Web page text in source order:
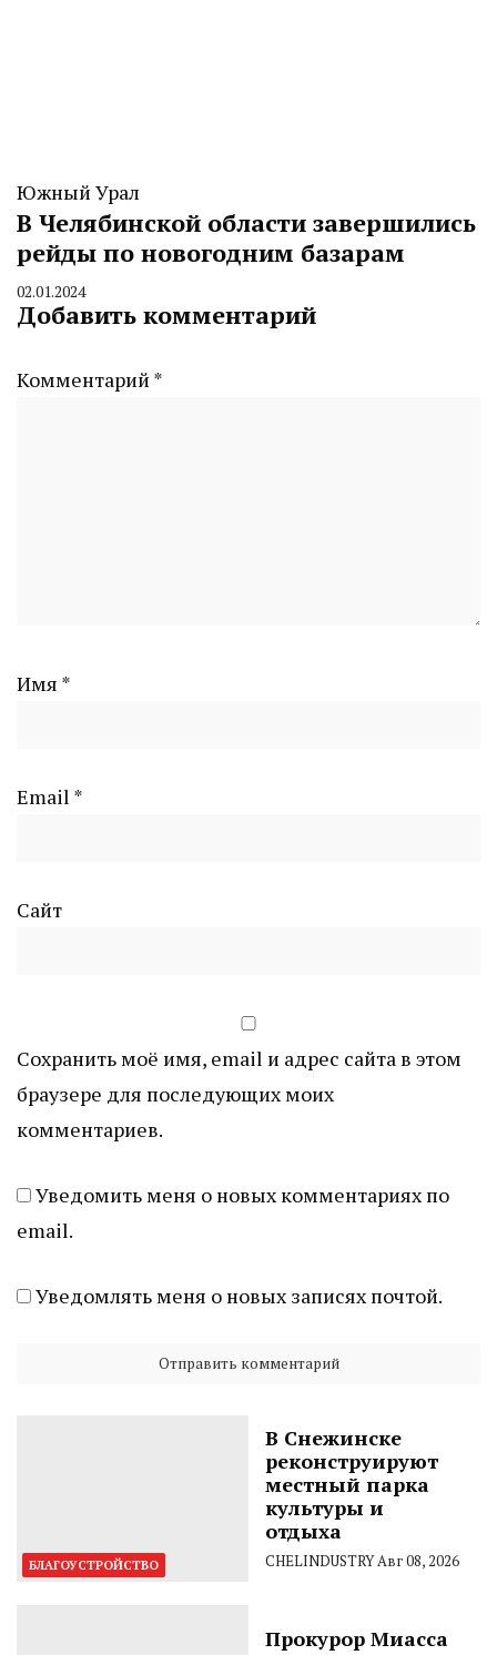
Южный Урал
В Челябинской области завершились
рейды по новогодним базарам
By
CHELINDUSTRY
02.01.2024
Добавить комментарий
Комментарий *
Имя *
Email *
Сайт
Сохранить моё имя, email и адрес сайта в этом
браузере для последующих моих
комментариев.
Уведомить меня о новых комментариях по
email.
Уведомлять меня о новых записях почтой.
БЛАГОУСТРОЙСТВО
В Снежинске
реконструируют
местный парка
культуры и
отдыха
CHELINDUSTRYАвг 08, 2026
Прокурор Миасса